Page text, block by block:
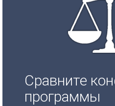
Сравните
программы